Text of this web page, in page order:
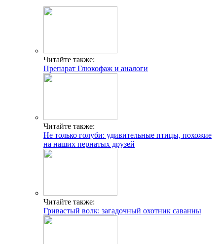
Читайте также:
Препарат Глюкофаж и аналоги
Читайте также:
Не только голуби: удивительные птицы, похожие
на наших пернатых друзей
Читайте также:
Гривастый волк: загадочный охотник саванны